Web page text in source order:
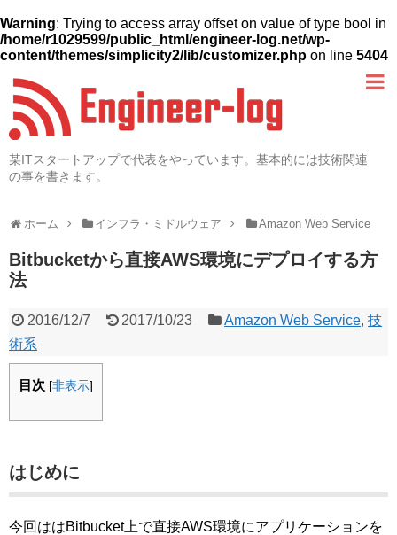
Warning: Trying to access array offset on value of type bool in
/home/r1029599/public_html/engineer-log.net/wp-
content/themes/simplicity2/lib/customizer.php on line 5404
某ITスタートアップで代表をやっています。基本的には技術関連
の事を書きます。
ホーム インフラ・ミドルウェア Amazon Web Service
Bitbucketから直接AWS環境にデプロイする方
法
2016/12/7 2017/10/23 Amazon Web Service,技
術系
目次 [非表示]
はじめに
今回ははBitbucket上で直接AWS環境にアプリケーションを